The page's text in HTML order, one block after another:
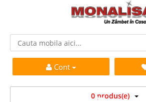
Cont
0 produs(e)